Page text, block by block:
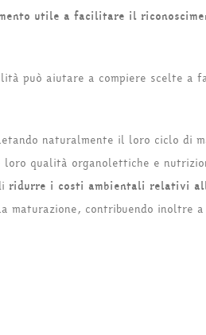
utile a facilitare il
può aiutare a compiere scelte a
naturalmente il loro ciclo di
loro qualità organolettiche e
ridurre i costi ambientali relativi
contribuendo inoltre